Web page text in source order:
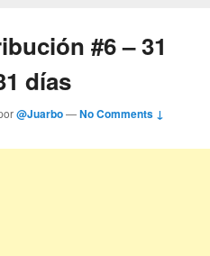
#6 – 31
días
@Juarbo—No Comments ↓